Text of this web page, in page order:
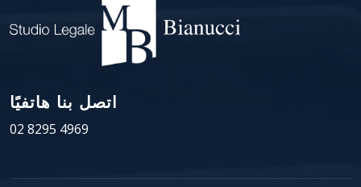
اتصل بنا هاتفيًا
02 8295 4969